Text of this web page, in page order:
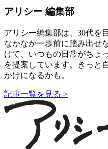
アリシー 編集部
アリシー編集部は、30代を
なかなか一歩前に踏み出せ
けて、いつもの日常がちょ
を提案しています。きっと
かけになるかも。
記事一覧を見る >